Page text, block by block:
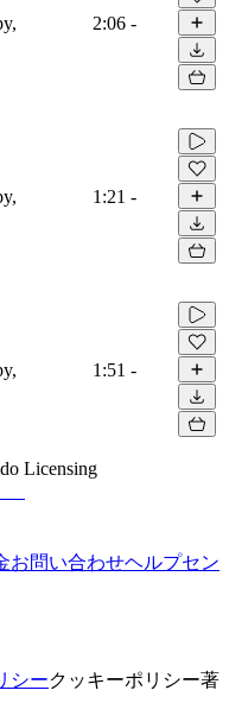
2:06 -
1:21 -
1:51 -
Licensing
お問い合わせヘルプセン
シークッキーポリシー著